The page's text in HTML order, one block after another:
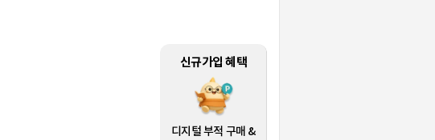
신규가입 혜택
디지털 부적 구매 &